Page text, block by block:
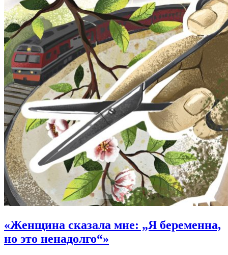
«Женщина сказала мне: „Я беременна,
но это ненадолго“»